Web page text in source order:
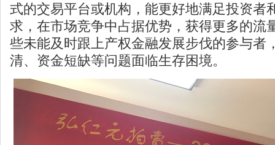
式的交易平台或机构，能更好地满足投资者
求，在市场竞争中占据优势，获得更多的流
些未能及时跟上产权金融发展步伐的参与者
清、资金短缺等问题面临生存困境。